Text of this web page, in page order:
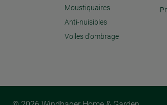
Moustiquaires
Anti-nuisibles
Voiles d'ombrage